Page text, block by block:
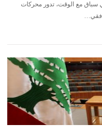
مع الوقت، تدور محركات